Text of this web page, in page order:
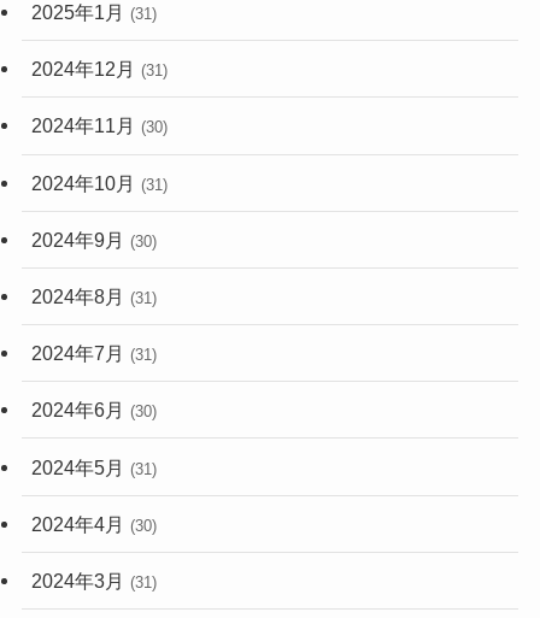
2025年1月 (31)
2024年12月 (31)
2024年11月 (30)
2024年10月 (31)
2024年9月 (30)
2024年8月 (31)
2024年7月 (31)
2024年6月 (30)
2024年5月 (31)
2024年4月 (30)
2024年3月 (31)